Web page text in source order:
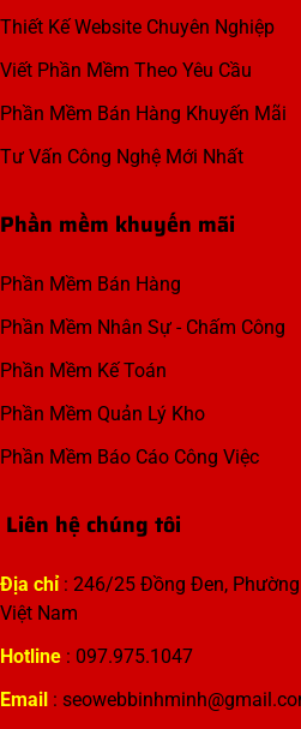
Thiết Kế Website Chuyên Nghiệp
Viết Phần Mềm Theo Yêu Cầu
Phần Mềm Bán Hàng Khuyến Mãi
Tư Vấn Công Nghệ Mới Nhất
Phần mềm khuyến mãi
Phần Mềm Bán Hàng
Phần Mềm Nhân Sự - Chấm Công
Phần Mềm Kế Toán
Phần Mềm Quản Lý Kho
Phần Mềm Báo Cáo Công Việc
Liên hệ chúng tôi
Địa chỉ: 246/25 Đồng Đen, Phường
Việt Nam
Hotline : 097.975.1047
Email :